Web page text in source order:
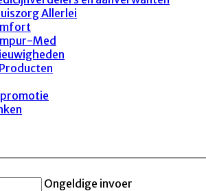
Allerlei
Med
Ongeldige invoer